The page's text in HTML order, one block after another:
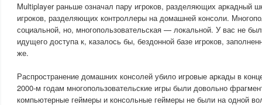
Multiplayer раньше означал пару игроков, разделяющих аркадный
игроков, разделяющих контроллеры на домашней консоли.
социальной, но, многопользовательская — локальной. У вас не
идущего доступа к, казалось бы, бездонной базе игроков,
же.
Распространение домашних консолей убило игровые аркады в
2000-м годам многопользовательские игры были довольно
компьютерные геймеры и консольные геймеры не были на одной